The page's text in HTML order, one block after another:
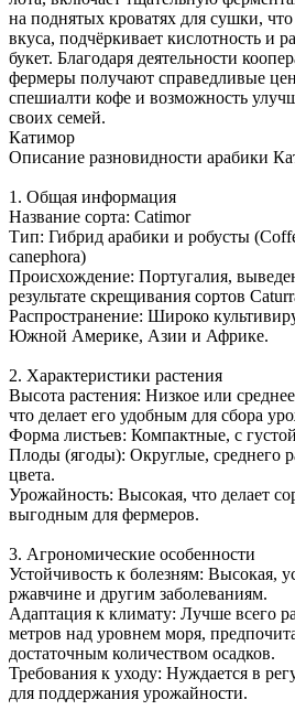
на поднятых кроватях для сушки, что
вкуса, подчёркивает кислотность и
букет. Благодаря деятельности
фермеры получают справедливые
спешиалти кофе и возможность
своих семей.
Катимор
Описание разновидности арабики
1. Общая информация
Название сорта: Catimor
Тип: Гибрид арабики и робусты
canephora)
Происхождение: Португалия,
результате скрещивания сортов
Распространение: Широко
Южной Америке, Азии и Африке.
2. Характеристики растения
Высота растения: Низкое или
что делает его удобным для сбора
Форма листьев: Компактные, с
Плоды (ягоды): Округлые, среднего
цвета.
Урожайность: Высокая, что делает
выгодным для фермеров.
3. Агрономические особенности
Устойчивость к болезням: Высокая,
ржавчине и другим заболеваниям.
Адаптация к климату: Лучше всего
метров над уровнем моря,
достаточным количеством осадков.
Требования к уходу: Нуждается в
для поддержания урожайности.